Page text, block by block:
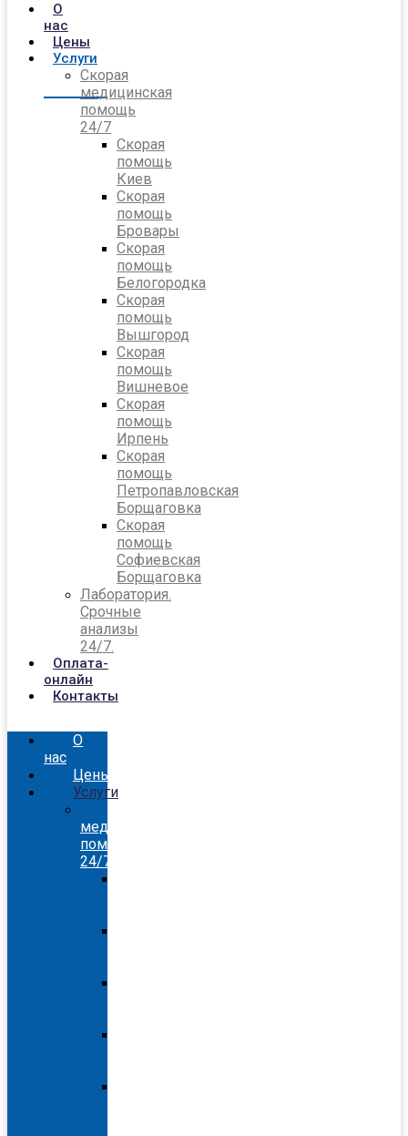
О
нас
Цены
Услуги
Скорая
медицинская
помощь
24/7
Скорая
помощь
Киев
Скорая
помощь
Бровары
Скорая
помощь
Белогородка
Скорая
помощь
Вышгород
Скорая
помощь
Вишневое
Скорая
помощь
Ирпень
Скорая
помощь
Петропавловская
Борщаговка
Скорая
помощь
Софиевская
Борщаговка
Лаборатория.
Срочные
анализы
24/7.
Оплата-
онлайн
Контакты
О
нас
Цены
Услуги
медицинская
помощь
24/7